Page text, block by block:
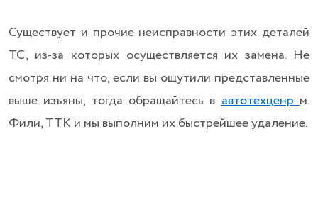
Существует и прочие неисправности этих деталей
ТС, из-за которых осуществляется их замена. Не
смотря ни на что, если вы ощутили представленные
выше изъяны, тогда обращайтесь вавтотехценрм.
Фили, ТТК и мы выполним их быстрейшее удаление.